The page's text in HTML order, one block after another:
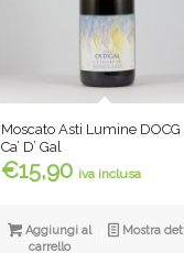
Moscato Asti Lumine DOCG
Ca’ D’ Gal
€15,90 iva inclusa
Aggiungi al
carrello
Mostra